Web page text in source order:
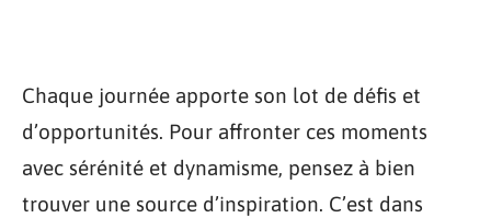
Chaque journée apporte son lot de défis et
d’opportunités. Pour affronter ces moments
avec sérénité et dynamisme, pensez à bien
trouver une source d’inspiration. C’est dans